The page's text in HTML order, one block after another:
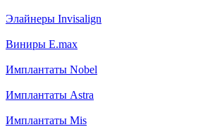
Элайнеры Invisalign
Виниры E.max
Имплантаты Nobel
Имплантаты Astra
Имплантаты Mis